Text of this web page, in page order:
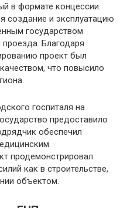
в формате концессии.
создание и эксплуатацию
государством
Благодаря
проект был
что повысило
госпиталя на
предоставило
обеспечил
продемонстрировал
как в строительстве,
объектом.